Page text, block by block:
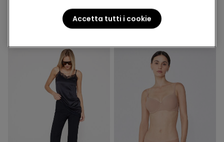
14,99 €
Accetta tutti i cookie